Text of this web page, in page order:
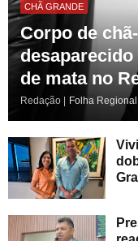
CHÃ GRANDE
Corpo de
de mata no
Redação | Folha Regional